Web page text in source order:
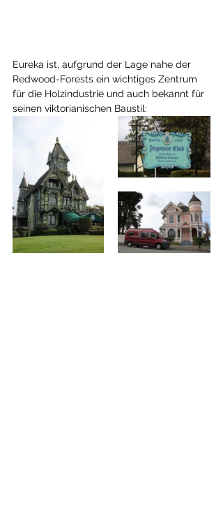
Eureka ist, aufgrund der Lage nahe der
Redwood-Forests ein wichtiges Zentrum
für die Holzindustrie und auch bekannt für
seinen viktorianischen Baustil: